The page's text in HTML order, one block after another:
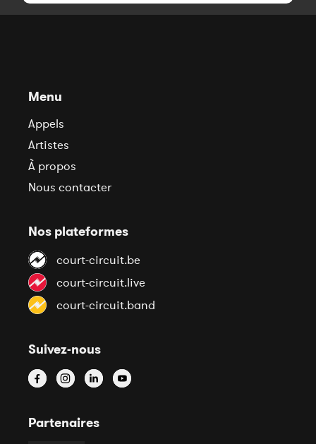
Menu
Appels
Artistes
À propos
Nous contacter
Nos plateformes
court-circuit.be
court-circuit.live
court-circuit.band
Suivez-nous
Partenaires